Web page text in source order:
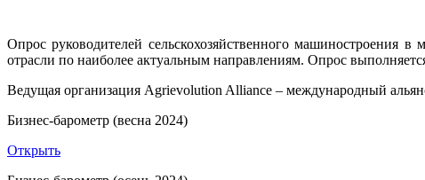
Опрос руководителей сельскохозяйственного машиностроения
отрасли по наиболее актуальным направлениям. Опрос
Ведущая организация Agrievolution Alliance – международный
Бизнес-барометр (весна 2024)
Открыть